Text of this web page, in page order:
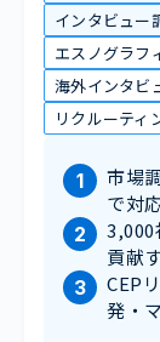
インタビュー
エスノグラフ
海外インタビ
リクルーティ
市場
で対
3,000
貢献
CEP
発・